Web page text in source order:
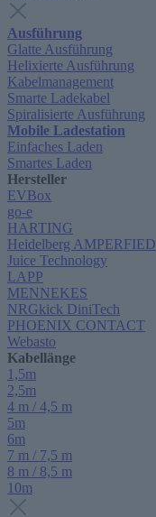
Ausführung
Glatte Ausführung
Helixierte Ausführung
Kabelmanagement
Smarte Ladekabel
Spiralisierte Ausführung
Mobile Ladestation
Einfaches Laden
Smartes Laden
Hersteller
EVBox
go-e
HARTING
Heidelberg AMPERFIED
Juice Technology
LAPP
MENNEKES
NRGkick DiniTech
PHOENIX CONTACT
Webasto
Kabellänge
1,5m
2,5m
4 m / 4,5 m
5m
6m
7 m / 7,5 m
8 m / 8,5 m
10m